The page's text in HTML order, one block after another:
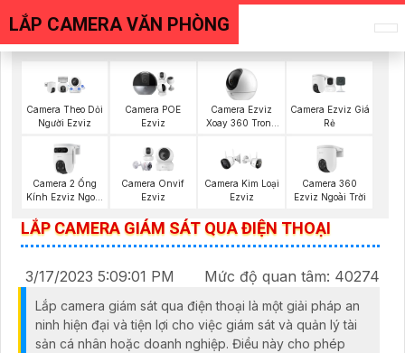
LẮP CAMERA VĂN PHÒNG
Camera Theo Dỏi
Người Ezviz
Camera POE
Ezviz
Camera Ezviz
Xoay 360 Trong
Camera Ezviz Giá
Rẻ
Camera 2 Ống
Kính Ezviz Ngoài
Camera Onvif
Ezviz
Camera Kim Loại
Ezviz
Camera 360
Ezviz Ngoài Trời
LẮP CAMERA GIÁM SÁT QUA ĐIỆN THOẠI
3/17/2023 5:09:01 PM Mức độ quan tâm: 40274
Lắp camera giám sát qua điện thoại là một giải pháp an
ninh hiện đại và tiện lợi cho việc giám sát và quản lý tài
sản cá nhân hoặc doanh nghiệp. Điều này cho phép